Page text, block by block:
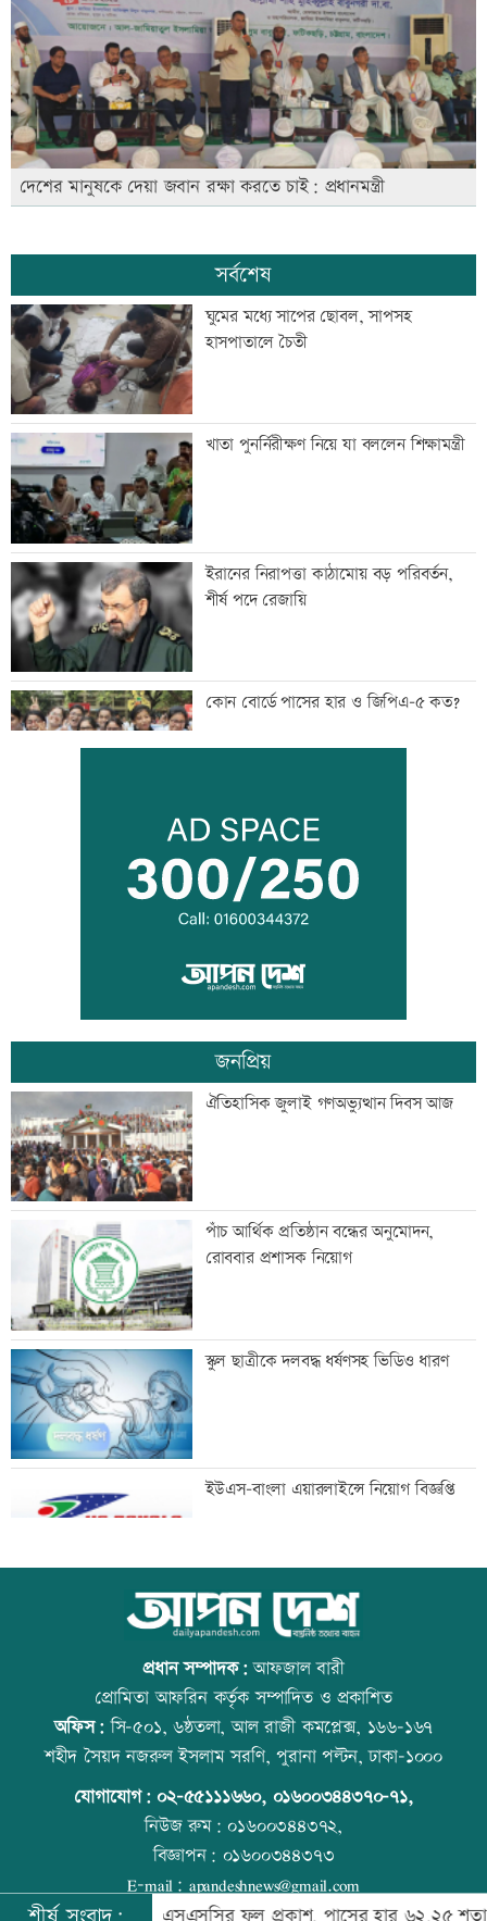
দেশের মানুষকে দেয়া জবান রক্ষা করতে চাই: প্রধানমন্ত্রী
সর্বশেষ
ঘুমের মধ্যে সাপের ছোবল, সাপসহ
হাসপাতালে চৈতী
খাতা পুনর্নিরীক্ষণ নিয়ে যা বললেন শিক্ষামন্ত্রী
ইরানের নিরাপত্তা কাঠামোয় বড় পরিবর্তন,
শীর্ষ পদে রেজায়ি
কোন বোর্ডে পাসের হার ও জিপিএ-৫ কত?
প্রধানমন্ত্রীর সঙ্গে বৈঠকে ভারতীয়
হাইকমিশনার
মৃত্যুদণ্ড থেকে খালাস চেয়ে মাওলানা
আযাদের আপিল
এসএসসিতে ৬৬৯ শিক্ষাপ্রতিষ্ঠানে শতভাগ
পাস
অশ্রুসিক্ত চোখে বাবাকে শেষ বিদায় মেসির
সর্বনিম্ন পাসের হার মাদ্রাসা বোর্ডে
পাশের হারে এবারও ছাত্রীরা এগিয়ে
ফারইস্ট ইসলামী লাইফে লোপাট,
নজরদারিতে আইডিআরের ব্যর্থতা
এবার জিপিএ-৫ পেয়েছেন ১ লাখ ১৬ হাজার
৬৭৬ শিক্ষার্থী
এসএসসির ফল প্রকাশ: ৩১২ প্রতিষ্ঠানে কেউ
পাস করেনি
জনপ্রিয়
ঐতিহাসিক জুলাই গণঅভ্যুত্থান দিবস আজ
পাঁচ আর্থিক প্রতিষ্ঠান বন্ধের অনুমোদন,
রোববার প্রশাসক নিয়োগ
স্কুল ছাত্রীকে দলবদ্ধ ধর্ষণসহ ভিডিও ধারণ
ইউএস-বাংলা এয়ারলাইন্সে নিয়োগ বিজ্ঞপ্তি
আজ স্বর্ণ-রুপা যে দামে বিক্রি হচ্ছে
রাজধানীতে ট্রেনের ধাক্কায় শিক্ষার্থীসহ নিহত
আজ দেশে স্বর্ণের দাম বাড়ল নাকি কমলো
প্রধান সম্পাদক:আফজাল বারী
প্রোমিতা আফরিন কর্তৃক সম্পাদিত ও প্রকাশিত
অফিস:সি-৫০১, ৬ষ্ঠতলা, আল রাজী কমপ্লেক্স, ১৬৬-১৬৭
শহীদ সৈয়দ নজরুল ইসলাম সরণি, পুরানা পল্টন, ঢাকা-১০০০
যোগাযোগ: ০২-৫৫১১১৬৬০, ০১৬০০৩৪৪৩৭০-৭১,
নিউজ রুম:০১৬০০৩৪৪৩৭২,
বিজ্ঞাপন: ০১৬০০৩৪৪৩৭৩
E-mail: apandeshnews@gmail.com